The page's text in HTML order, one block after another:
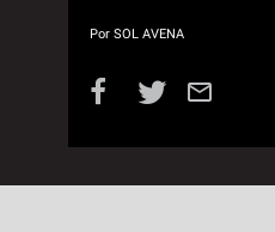
Por SOL AVENA